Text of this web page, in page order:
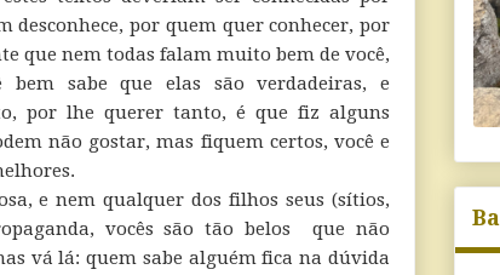
desconhece, por quem quer conhecer, por
que nem todas falam muito bem de você,
sabe que elas são verdadeiras, e
por lhe querer tanto, é que fiz alguns
não gostar, mas fiquem certos, você e
e nem qualquer dos filhos seus (sítios,
vocês são tão belos que não
vá lá: quem sabe alguém fica na dúvida